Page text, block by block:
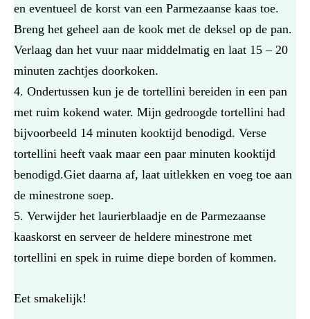
en eventueel de korst van een Parmezaanse kaas toe.
Breng het geheel aan de kook met de deksel op de pan.
Verlaag dan het vuur naar middelmatig en laat 15 – 20
minuten zachtjes doorkoken.
Ondertussen kun je de tortellini bereiden in een pan
met ruim kokend water. Mijn gedroogde tortellini had
bijvoorbeeld 14 minuten kooktijd benodigd. Verse
tortellini heeft vaak maar een paar minuten kooktijd
benodigd.Giet daarna af, laat uitlekken en voeg toe aan
de minestrone soep.
Verwijder het laurierblaadje en de Parmezaanse
kaaskorst en serveer de heldere minestrone met
tortellini en spek in ruime diepe borden of kommen.
Eet smakelijk!